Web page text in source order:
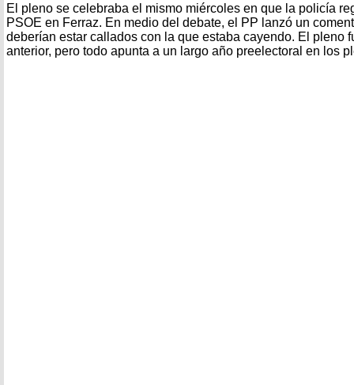
El pleno se celebraba el mismo miércoles en que la policía
PSOE en Ferraz. En medio del debate, el PP lanzó un
deberían estar callados con la que estaba cayendo. El pleno
anterior, pero todo apunta a un largo año preelectoral en los